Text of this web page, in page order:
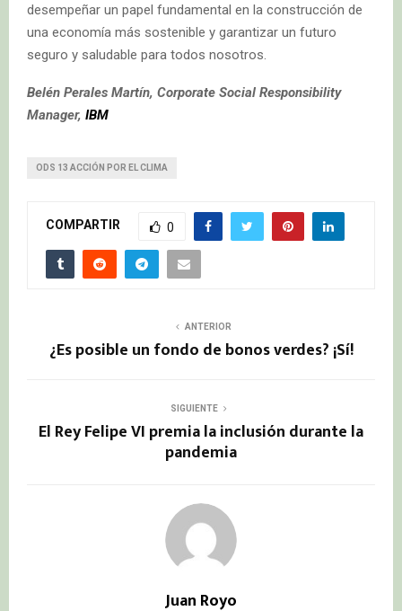
desempeñar un papel fundamental en la construcción de
una economía más sostenible y garantizar un futuro
seguro y saludable para todos nosotros.
Belén Perales Martín, Corporate Social Responsibility
Manager, IBM
ODS 13 ACCIÓN POR EL CLIMA
COMPARTIR 0
ANTERIOR
¿Es posible un fondo de bonos verdes? ¡Sí!
SIGUIENTE
El Rey Felipe VI premia la inclusión durante la
pandemia
Juan Royo